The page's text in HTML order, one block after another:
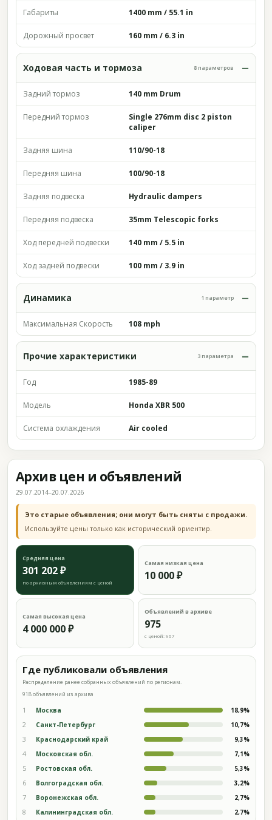
Габариты 1400 mm / 55.1 in
Дорожный просвет 160 mm / 6.3 in
Ходовая часть и тормоза 8 параметров
Задний тормоз 140 mm Drum
Передний тормоз
Single 276mm disc 2 piston
caliper
Задняя шина 110/90-18
Передняя шина 100/90-18
Задняя подвеска Hydraulic dampers
Передняя подвеска 35mm Telescopic forks
Ход передней подвески 140 mm / 5.5 in
Ход задней подвески 100 mm / 3.9 in
Динамика 1 параметр
Максимальная Скорость 108 mph
Прочие характеристики 3 параметра
Год 1985-89
Модель Honda XBR 500
Система охлаждения Air cooled
Архив цен и объявлений
29.07.2014–20.07.2026
Это старые объявления; они могут быть сняты с продажи.
Используйте цены только как исторический ориентир.
Средняя цена
301 202 ₽
по архивным объявлениям с ценой
Самая низкая цена
10 000 ₽
Самая высокая цена
4 000 000 ₽
Объявлений в архиве
975
с ценой: 967
Где публиковали объявления
Распределение ранее собранных объявлений по регионам.
918 объявлений из архива
1 Москва 18,9%
2 Санкт-Петербург 10,7%
3 Краснодарский край 9,3%
4 Московская обл. 7,1%
5 Ростовская обл. 5,3%
6 Волгоградская обл. 3,2%
7 Воронежская обл. 2,7%
8 Калининградская обл. 2,7%